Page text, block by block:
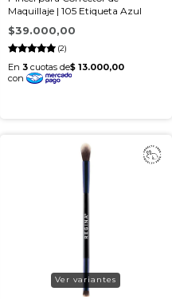
Maquillaje | 105 Etiqueta Azul
(2)
$39.000,00
Ver variantes